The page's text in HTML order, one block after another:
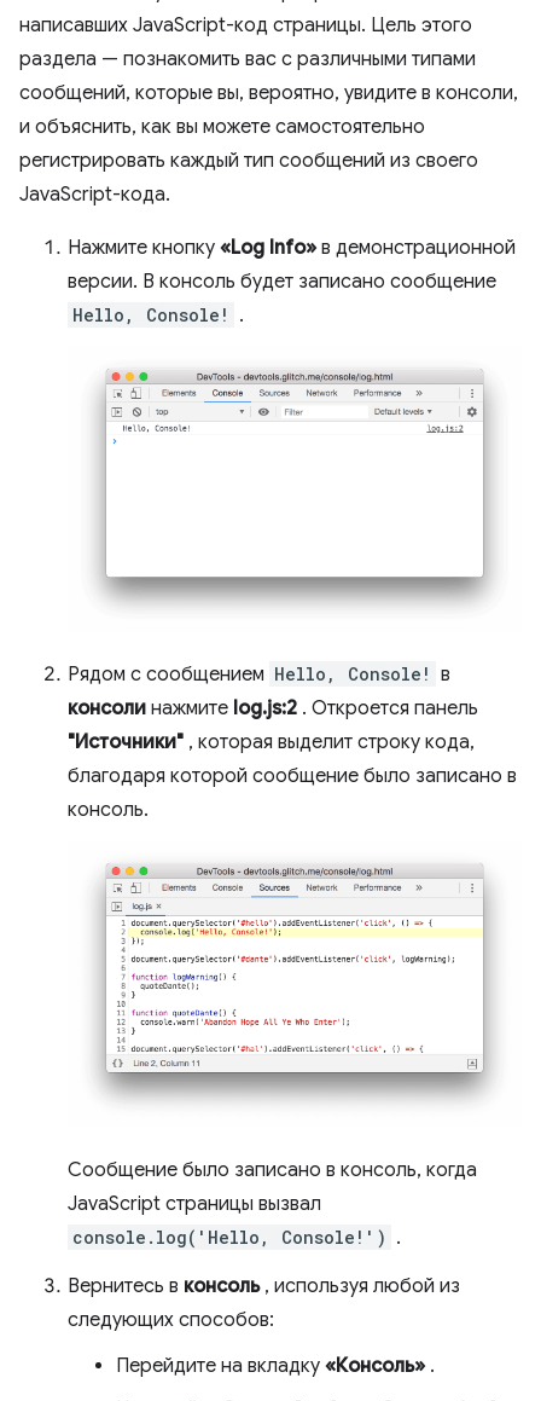
написавших JavaScript-код страницы. Цель этого
раздела — познакомить вас с различными типами
сообщений, которые вы, вероятно, увидите в консоли,
и объяснить, как вы можете самостоятельно
регистрировать каждый тип сообщений из своего
JavaScript-кода.
Нажмите кнопку «Log Info» в демонстрационной
версии. В консоль будет записано сообщение
Hello, Console! .
Рядом с сообщением Hello, Console! в
консоли нажмите log.js:2 . Откроется панель
"Источники" , которая выделит строку кода,
благодаря которой сообщение было записано в
консоль.
Сообщение было записано в консоль, когда
JavaScript страницы вызвал
console.log('Hello, Console!') .
Вернитесь в консоль, используя любой из
следующих способов:
Перейдите на вкладку «Консоль» .